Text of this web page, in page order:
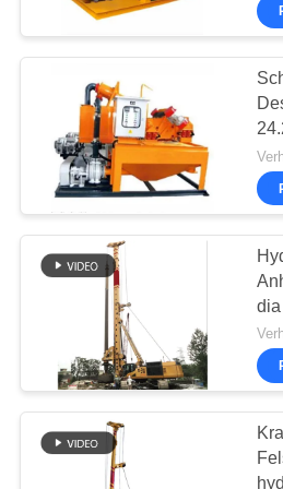
AUSFLUG
TRETEN
MIT
UNS
VERBINDUNG
JETZT
CHATTEN
CFA-